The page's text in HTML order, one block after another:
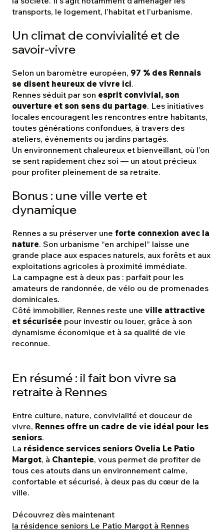
transports, le logement, l’habitat et l’urbanisme.
Un climat de convivialité et de
savoir-vivre
Selon un baromètre européen, 97 % des Rennais
se disent heureux de vivre ici.
Rennes séduit par son esprit convivial, son
ouverture et son sens du partage. Les initiatives
locales encouragent les rencontres entre habitants,
toutes générations confondues, à travers des
ateliers, événements ou jardins partagés.
Un environnement chaleureux et bienveillant, où l’on
se sent rapidement chez soi — un atout précieux
pour profiter pleinement de sa retraite.
Bonus : une ville verte et
dynamique
Rennes a su préserver une forte connexion avec la
nature. Son urbanisme “en archipel” laisse une
grande place aux espaces naturels, aux forêts et aux
exploitations agricoles à proximité immédiate.
La campagne est à deux pas : parfait pour les
amateurs de randonnée, de vélo ou de promenades
dominicales.
Côté immobilier, Rennes reste une ville attractive
et sécurisée pour investir ou louer, grâce à son
dynamisme économique et à sa qualité de vie
reconnue.
En résumé : il fait bon vivre sa
retraite à Rennes
Entre culture, nature, convivialité et douceur de
vivre, Rennes offre un cadre de vie idéal pour les
seniors.
La résidence services seniors Ovelia Le Patio
Margot, à Chantepie, vous permet de profiter de
tous ces atouts dans un environnement calme,
confortable et sécurisé, à deux pas du cœur de la
ville.
Découvrez dès maintenant
la résidence seniors Le Patio Margot à Rennes